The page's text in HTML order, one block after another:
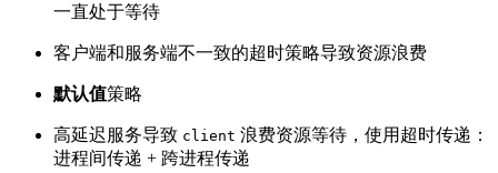
一直处于等待
客户端和服务端不一致的超时策略导致资源浪费
默认值策略
高延迟服务导致 client 浪费资源等待，使用超时传递：
进程间传递 + 跨进程传递